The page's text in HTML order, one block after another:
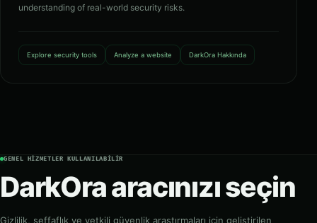
understanding of real-world security risks.
Explore security tools Analyze a website DarkOra Hakkında
GENEL HIZMETLER KULLANILABILIR
DarkOra aracınızı seçin
Gizlilik, şeffaflık ve yetkili güvenlik araştırmaları için geliştirilen